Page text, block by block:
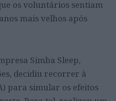
os voluntários sentiam
mais velhos após
Simba Sleep,
decidiu recorrer à
para simular os efeitos